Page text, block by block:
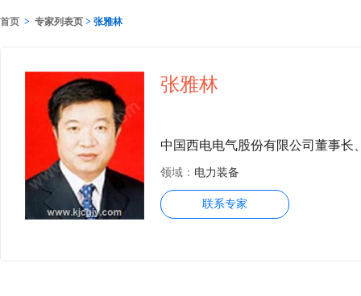
首页 > 专家列表页 > 张雅林
张雅林
中国西电电气股份有限公司董事长
领域： 电力装备
联系专家